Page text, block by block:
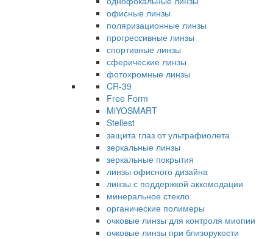
офисные линзы
поляризационные линзы
прогрессивные линзы
спортивные линзы
сферические линзы
фотохромные линзы
CR-39
Free Form
MiYOSMART
Stellest
защита глаз от ультрафиолета
зеркальные линзы
зеркальные покрытия
линзы офисного дизайна
линзы с поддержкой аккомодации
минеральное стекло
органические полимеры
очковые линзы для контроля миопии
очковые линзы при близорукости